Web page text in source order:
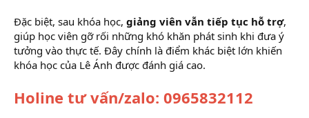
Đặc biệt, sau khóa học, giảng viên vẫn tiếp tục hỗ trợ,
giúp học viên gỡ rối những khó khăn phát sinh khi đưa ý
tưởng vào thực tế. Đây chính là điểm khác biệt lớn khiến
khóa học của Lê Ánh được đánh giá cao.
Holine tư vấn/zalo: 0965832112